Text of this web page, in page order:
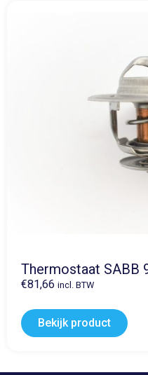
Thermostaat SABB
€81,66 incl. BTW
Bekijk product